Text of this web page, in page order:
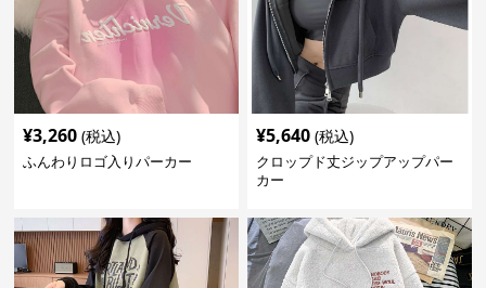
¥3,260 (税込)
ふんわりロゴ入りパーカー
¥5,640 (税込)
クロップド丈ジップアップパー
カー